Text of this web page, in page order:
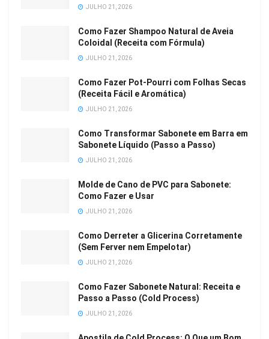
JULHO 21, 2026
Como Fazer Shampoo Natural de Aveia
Coloidal (Receita com Fórmula)
JULHO 21, 2026
Como Fazer Pot-Pourri com Folhas Secas
(Receita Fácil e Aromática)
JULHO 21, 2026
Como Transformar Sabonete em Barra em
Sabonete Líquido (Passo a Passo)
JULHO 21, 2026
Molde de Cano de PVC para Sabonete:
Como Fazer e Usar
JULHO 21, 2026
Como Derreter a Glicerina Corretamente
(Sem Ferver nem Empelotar)
JULHO 21, 2026
Como Fazer Sabonete Natural: Receita e
Passo a Passo (Cold Process)
JULHO 21, 2026